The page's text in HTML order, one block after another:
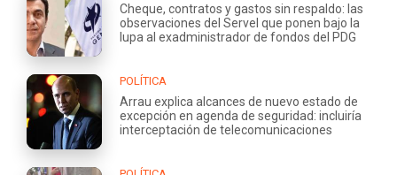
Cheque, contratos y gastos sin respaldo: las
observaciones del Servel que ponen bajo la
lupa al exadministrador de fondos del PDG
POLÍTICA
Arrau explica alcances de nuevo estado de
excepción en agenda de seguridad: incluiría
interceptación de telecomunicaciones